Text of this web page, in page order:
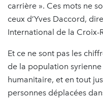
carrière ». Ces mots ne
ceux d’Yves Daccord,
International de la Croix-
Et ce ne sont pas les
de la population syrienne
humanitaire, et en tout
personnes déplacées